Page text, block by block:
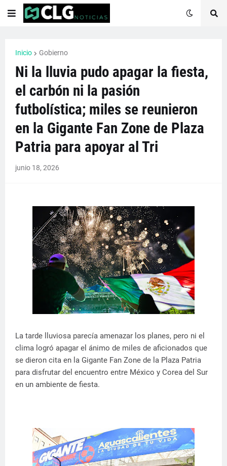
Inicio Gobierno
Ni la lluvia pudo apagar la fiesta,
el carbón ni la pasión
futbolística; miles se reunieron
en la Gigante Fan Zone de Plaza
Patria para apoyar al Tri
junio 18, 2026
La tarde lluviosa parecía amenazar los planes, pero ni el
clima logró apagar el ánimo de miles de aficionados que
se dieron cita en la Gigante Fan Zone de la Plaza Patria
para disfrutar del encuentro entre México y Corea del Sur
en un ambiente de fiesta.